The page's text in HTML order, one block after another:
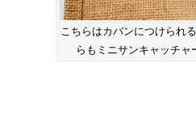
こちらはカバンにつけられ
らもミニサンキャッチャ